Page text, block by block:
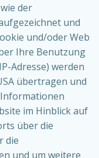
der
und
und/oder Web
Ihre Benutzung
Adresse) werden
übertragen und
im Hinblick auf
über die
die
und um weitere